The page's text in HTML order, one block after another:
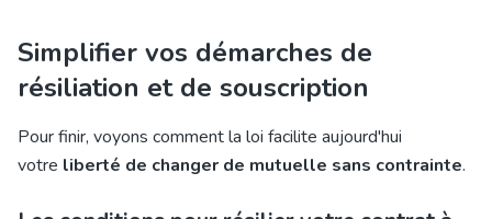
Simplifier vos démarches de
résiliation et de souscription
Pour finir, voyons comment la loi facilite aujourd'hui
votre liberté de changer de mutuelle sans contrainte.